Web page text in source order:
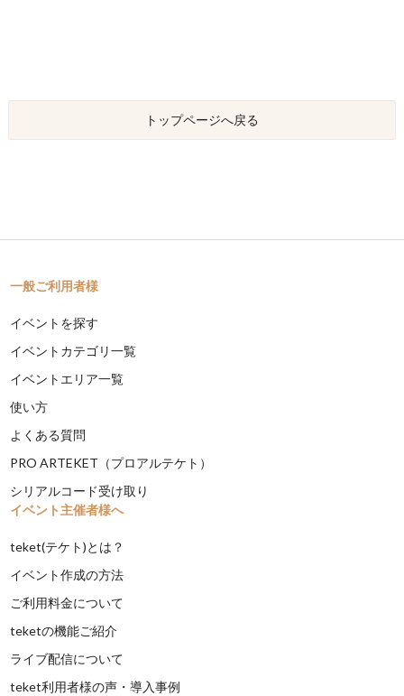
トップページへ戻る
一般ご利用者様
イベントを探す
イベントカテゴリ一覧
イベントエリア一覧
使い方
よくある質問
PRO ARTEKET（プロアルテケト）
シリアルコード受け取り
イベント主催者様へ
teket(テケト)とは？
イベント作成の方法
ご利用料金について
teketの機能ご紹介
ライブ配信について
teket利用者様の声・導入事例